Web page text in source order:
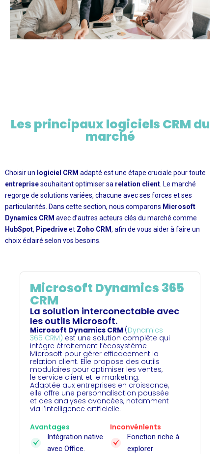
Les principaux logiciels CRM du
marché
Choisir un logiciel CRM adapté est une étape cruciale pour toute
entreprisesouhaitant optimiser sa relation client. Le marché
regorge de solutions variées, chacune avec ses forces et ses
particularités. Dans cette section, nous comparons Microsoft
Dynamics CRM avec d’autres acteurs clés du marché comme
HubSpot, Pipedriveet Zoho CRM, afin de vous aider à faire un
choix éclairé selon vos besoins.
Microsoft Dynamics 365
CRM
La solution interconectable avec
les outils Microsoft.
Microsoft Dynamics CRM (Dynamics
365 CRM) est une solution complète qui
intègre étroitement l’écosystème
Microsoft pour gérer efficacement la
relation client. Elle propose des outils
modulaires pour optimiser les ventes,
le service client et le marketing.
Adaptée aux entreprises en croissance,
elle offre une personnalisation poussée
et des analyses avancées, notamment
via l’intelligence artificielle.
Avantages
Intégration native
avec Office.
Inconvénlents
Fonction riche à
explorer